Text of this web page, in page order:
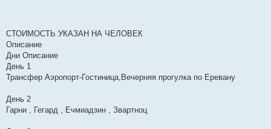
СТОИМОСТЬ УКАЗАН НА ЧЕЛОВЕК
Описание
Дни Описание
День 1
Трансфер Аэропорт-Гостиница,Вечерняя прогулка по Еревану
День 2
Гарни , Гегард , Ечмиадзин , Звартноц